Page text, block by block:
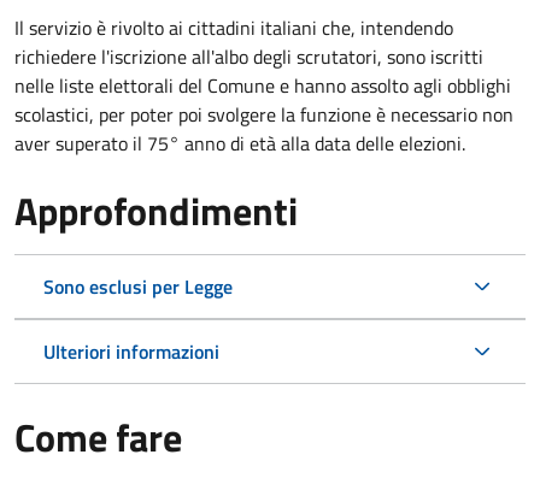
Il servizio è rivolto ai cittadini italiani che, intendendo
richiedere l'iscrizione all'albo degli scrutatori, sono iscritti
nelle liste elettorali del Comune e hanno assolto agli obblighi
scolastici, per poter poi svolgere la funzione è necessario non
aver superato il 75° anno di età alla data delle elezioni.
Approfondimenti
Sono esclusi per Legge
Ulteriori informazioni
Come fare